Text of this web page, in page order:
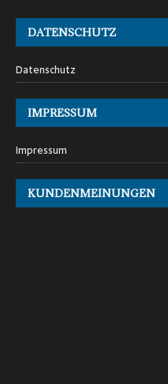
DATENSCHUTZ
Datenschutz
IMPRESSUM
Impressum
KUNDENMEINUNGEN